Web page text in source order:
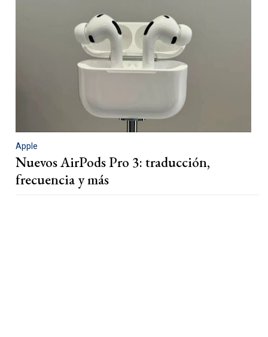
Apple
Nuevos AirPods Pro 3: traducción,
frecuencia y más